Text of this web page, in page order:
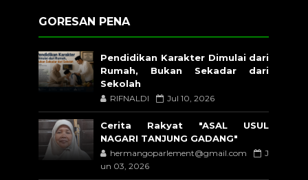
GORESAN PENA
Pendidikan Karakter Dimulai dari
Rumah, Bukan Sekadar dari
Sekolah
RIFNALDI Jul 10, 2026
Cerita Rakyat "ASAL USUL
NAGARI TANJUNG GADANG"
hermangoparlement@gmail.com
J
un 03, 2026